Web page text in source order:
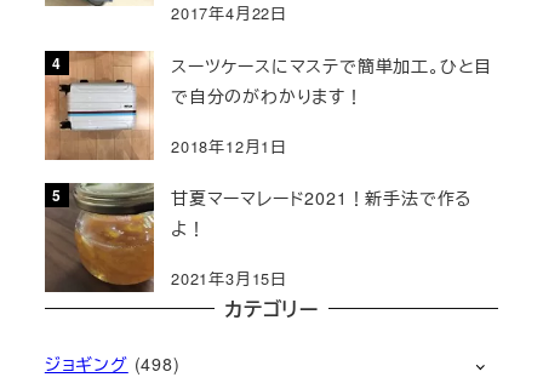
2017年4月22日
スーツケースにマステで簡単加工。ひと目
で自分のがわかります！
2018年12月1日
甘夏マーマレード2021！新手法で作る
よ！
2021年3月15日
カテゴリー
ジョギング (498)